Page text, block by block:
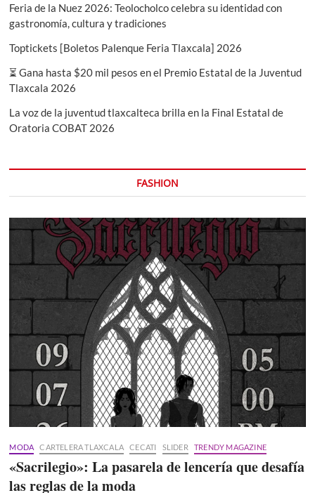
Feria de la Nuez 2026: Teolocholco celebra su identidad con
gastronomía, cultura y tradiciones
Toptickets [Boletos Palenque Feria Tlaxcala] 2026
⏳ Gana hasta $20 mil pesos en el Premio Estatal de la Juventud
Tlaxcala 2026
La voz de la juventud tlaxcalteca brilla en la Final Estatal de
Oratoria COBAT 2026
FASHION
MODA CARTELERA TLAXCALA CECATI SLIDER TRENDY MAGAZINE
«Sacrilegio»: La pasarela de lencería que desafía
las reglas de la moda